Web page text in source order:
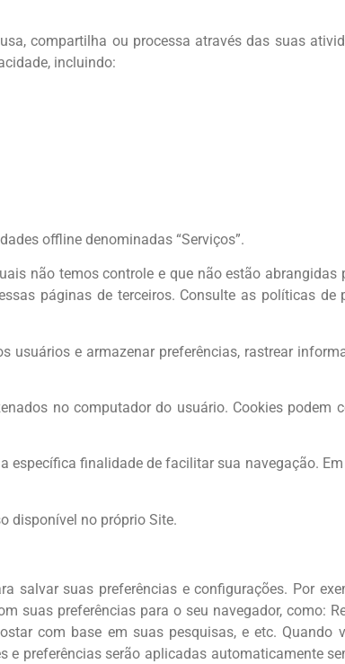
compartilha ou processa através das suas
incluindo:
offline denominadas “Serviços”.
não temos controle e que não estão abrangidas
páginas de terceiros. Consulte as políticas de
e armazenar preferências, rastrear
no computador do usuário. Cookies podem
específica finalidade de facilitar sua navegação.
disponível no próprio Site.
salvar suas preferências e configurações. Por
suas preferências para o seu navegador, como:
com base em suas pesquisas, e etc. Quando
preferências serão aplicadas automaticamente